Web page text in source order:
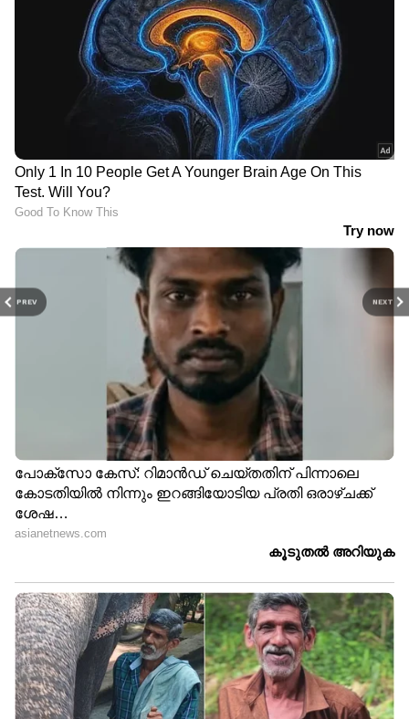
PREV NEXT